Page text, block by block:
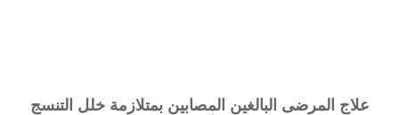
علاج المرضى البالغين المصابين بمتلازمة خلل التنسج